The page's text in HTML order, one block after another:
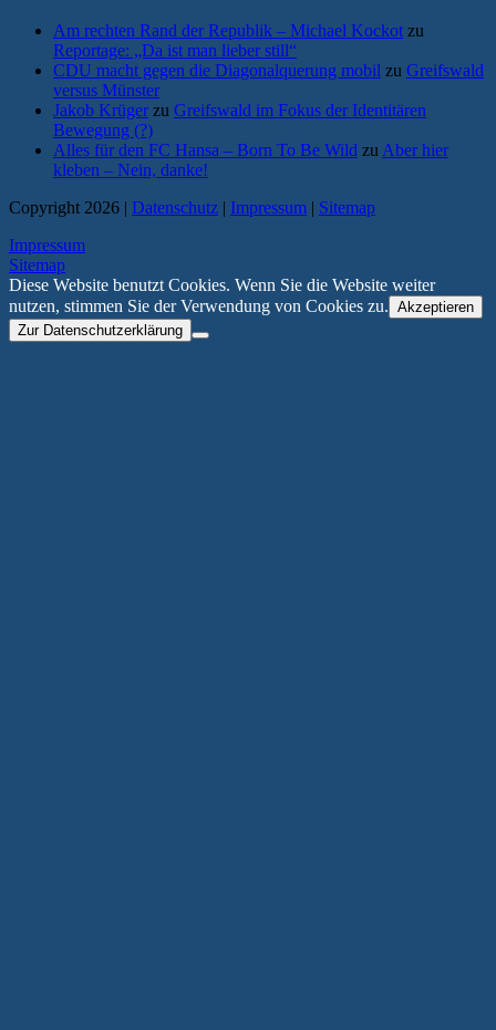
Am rechten Rand der Republik – Michael Kockotzu
Reportage: „Da ist man lieber still“
CDU macht gegen die Diagonalquerung mobil zu Greifswald
versus Münster
Jakob Krüger zu Greifswald im Fokus der Identitären
Bewegung (?)
Alles für den FC Hansa – Born To Be Wild zuAber hier
kleben – Nein, danke!
Copyright 2026 | Datenschutz | Impressum | Sitemap
Impressum
Sitemap
Diese Website benutzt Cookies. Wenn Sie die Website weiter
nutzen, stimmen Sie der Verwendung von Cookies zu. Akzeptieren
Zur Datenschutzerklärung